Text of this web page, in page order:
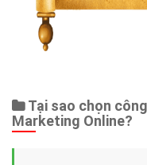
Tại sao chọn
Marketing Online?